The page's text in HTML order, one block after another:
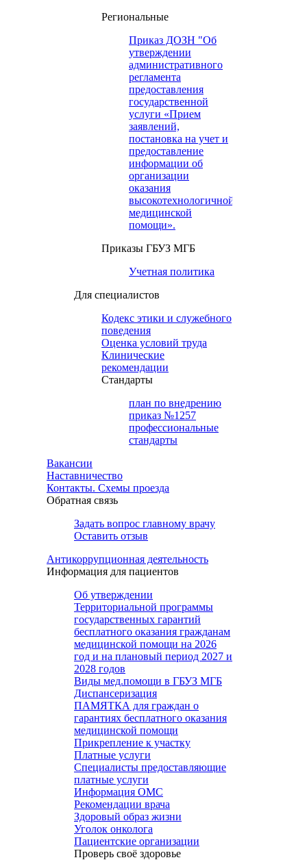
Региональные
Приказ ДОЗН "Об
утверждении
административного
регламента
предоставления
государственной
услуги «Прием
заявлений,
постановка на учет и
предоставление
информации об
организации
оказания
высокотехнологичной
медицинской
помощи».
Приказы ГБУЗ МГБ
Учетная политика
Для специалистов
Кодекс этики и служебного
поведения
Оценка условий труда
Клинические
рекомендации
Cтандарты
план по внедрению
приказ №1257
профессиональные
стандарты
Вакансии
Наставничество
Контакты. Схемы проезда
Обратная связь
Задать вопрос главному врачу
Оставить отзыв
Антикоррупционная деятельность
Информация для пациентов
Об утверждении
Территориальной программы
государственных гарантий
бесплатного оказания гражданам
медицинской помощи на 2026
год и на плановый период 2027 и
2028 годов
Виды мед.помощи в ГБУЗ МГБ
Диспансеризация
ПАМЯТКА для граждан о
гарантиях бесплатного оказания
медицинской помощи
Прикрепление к участку
Платные услуги
Специалисты предоставляющие
платные услуги
Информация ОМС
Рекомендации врача
Здоровый образ жизни
Уголок онколога
Пациентские организации
Проверь своё здоровье